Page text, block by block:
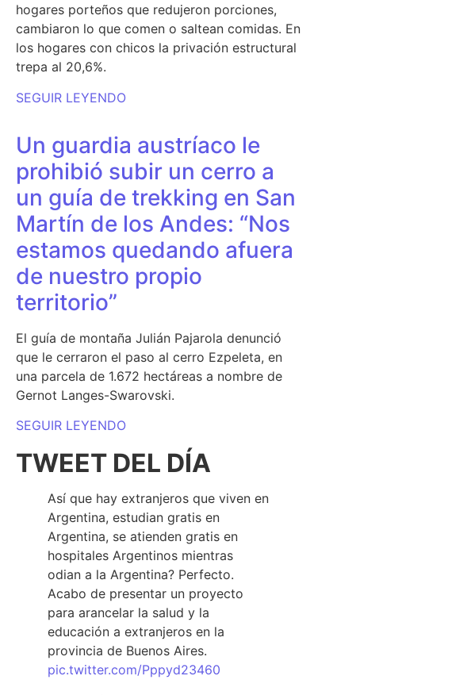
hogares porteños que redujeron porciones,
cambiaron lo que comen o saltean comidas. En
los hogares con chicos la privación estructural
trepa al 20,6%.
SEGUIR LEYENDO
Un guardia austríaco le
prohibió subir un cerro a
un guía de trekking en San
Martín de los Andes: “Nos
estamos quedando afuera
de nuestro propio
territorio”
El guía de montaña Julián Pajarola denunció
que le cerraron el paso al cerro Ezpeleta, en
una parcela de 1.672 hectáreas a nombre de
Gernot Langes-Swarovski.
SEGUIR LEYENDO
TWEET DEL DÍA
Así que hay extranjeros que viven en
Argentina, estudian gratis en
Argentina, se atienden gratis en
hospitales Argentinos mientras
odian a la Argentina? Perfecto.
Acabo de presentar un proyecto
para arancelar la salud y la
educación a extranjeros en la
provincia de Buenos Aires.
pic.twitter.com/Pppyd23460